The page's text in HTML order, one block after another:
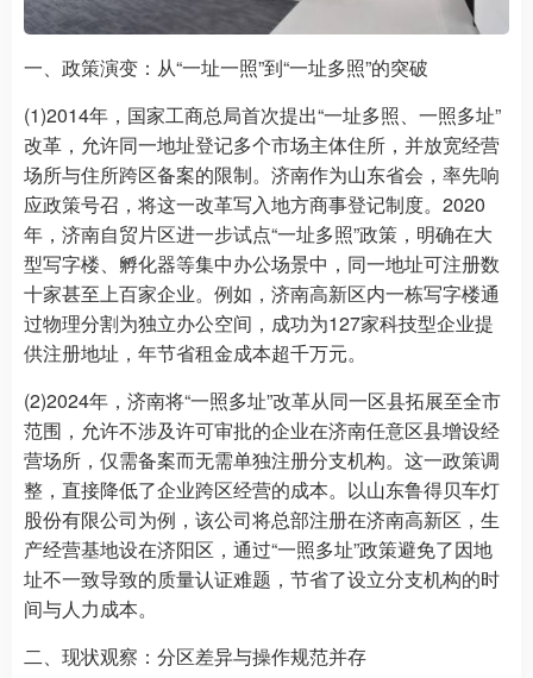
一、政策演变：从“一址一照”到“一址多照”的突破
(1)2014年，国家工商总局首次提出“一址多照、一照多址”
改革，允许同一地址登记多个市场主体住所，并放宽经营
场所与住所跨区备案的限制。济南作为山东省会，率先响
应政策号召，将这一改革写入地方商事登记制度。2020
年，济南自贸片区进一步试点“一址多照”政策，明确在大
型写字楼、孵化器等集中办公场景中，同一地址可注册数
十家甚至上百家企业。例如，济南高新区内一栋写字楼通
过物理分割为独立办公空间，成功为127家科技型企业提
供注册地址，年节省租金成本超千万元。
(2)2024年，济南将“一照多址”改革从同一区县拓展至全市
范围，允许不涉及许可审批的企业在济南任意区县增设经
营场所，仅需备案而无需单独注册分支机构。这一政策调
整，直接降低了企业跨区经营的成本。以山东鲁得贝车灯
股份有限公司为例，该公司将总部注册在济南高新区，生
产经营基地设在济阳区，通过“一照多址”政策避免了因地
址不一致导致的质量认证难题，节省了设立分支机构的时
间与人力成本。
二、现状观察：分区差异与操作规范并存